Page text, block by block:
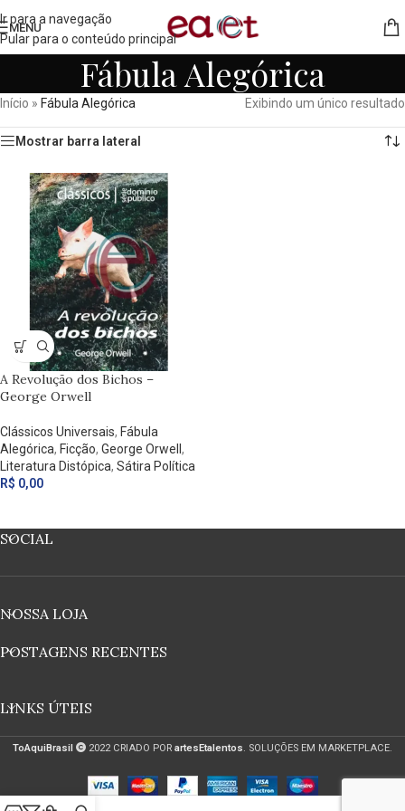
Ir para a navegação
Pular para o conteúdo principal
MENU
Fábula Alegórica
Início » Fábula Alegórica Exibindo um único resultado
Mostrar barra lateral
A Revolução dos Bichos –
George Orwell
Clássicos Universais, Fábula
Alegórica, Ficção, George Orwell ,
Literatura Distópica, Sátira Política
R$ 0,00
SOCIAL
NOSSA LOJA
POSTAGENS RECENTES
LINKS ÚTEIS
ToAquiBrasil 2022 CRIADO POR artesEtalentos. SOLUÇÕES EM MARKETPLACE.